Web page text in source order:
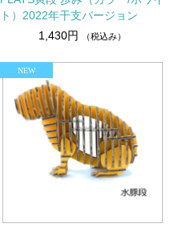
ト）2022年干支バージョン
1,430円
（税込み）